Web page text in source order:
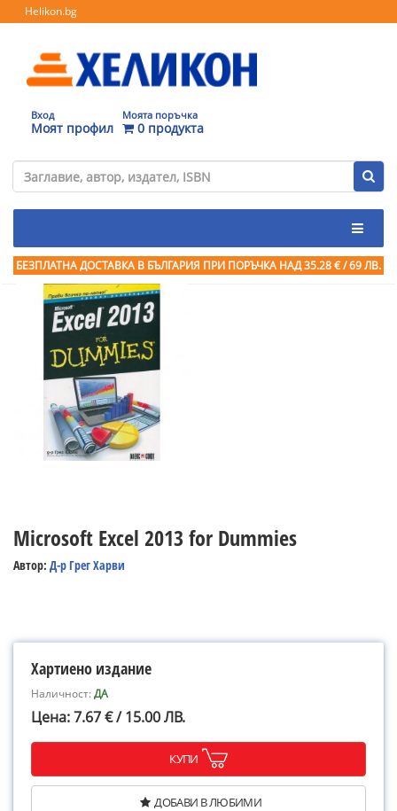
Helikon.bg
Вход
Моят профил
Моята поръчка
0 продукта
БЕЗПЛАТНА ДОСТАВКА В БЪЛГАРИЯ ПРИ ПОРЪЧКА НАД 35.28 € / 69 ЛВ.
Microsoft Excel 2013 for Dummies
Автор: Д-р Грег Харви
Хартиено издание
Наличност:ДА
Цена: 7.67 € / 15.00 ЛВ.
КУПИ
ДОБАВИ В ЛЮБИМИ